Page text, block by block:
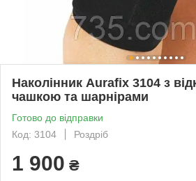
Наколінник Aurafix 3104 з
чашкою та шарнірами
Готово до відправки
Код: 3104
Роздріб
1 900 ₴